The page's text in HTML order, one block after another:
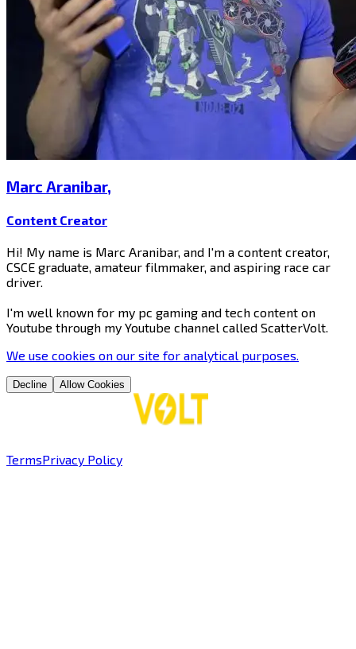
Marc Aranibar​​​​‌ ‍ ​‍​‍‌‍ ‌ ​‍‌‍‍‌‌‍‌ ‌‍‍‌‌‍ ‍​‍​‍​ ‍‍​‍​‍‌ ​ ‌‍​‌‌‍ ‍‌‍‍‌‌ ‌​‌ ‍‌​‍ ‍‌‍‍‌‌‍ ​‍​‍​‍ ​​‍​‍‌‍‍​‌ ​‍‌‍‌‌‌‍‌‍​‍​‍​ ‍‍​‍​‍​‍ ‌‍​‌‌‍‌​‌‍ ‌‌‍‍‌‌‍ ‍​‍ ‌‍‍‌‌‍ ‍‌ ‌​‌‍‌‌‌‍ ‍‌ ‌​​‍ ‌‍‌‌‌‍‌​‌‍‍‌‌ ‌​​‍ ‌‍ ‌‌‍ ‌‍‌​‌‍‌‌​ ‌‌ ​​‌ ​‍‌‍‌‌‌ ​ ‌‍‌‌‌‍ ‍‌ ‌​‌‍​‌‌ ‌​‌‍‍‌‌‍ ‌‍ ‍​ ‍ ‌‍‍‌‌‍‌​​ ‌‌‍‌​​ ‌ ​ ‍​​ ‌​‌‍​‌​ ​ ‌‍‌‍​ ​‍​‍ ‌‌‍​‌​ ‌‌‌‍​ ​ ​​​‍ ‌​ ‌​​ ​‌‌‍​‍​ ​‌​‍ ‌​ ‍‌​ ​​​ ‌‍‌‍​‍​‍ ‌‌‍​ ‌‍‌​‌‍​‍​ ‌‍‌‍​‍​ ‌ ​ ‌‌‌‍‌‍​ ‌ ‌‍​‌​ ​ ​ ‌ ​ ‍ ‌ ‌​‌ ‍‌‌ ​​‌‍‌‌​ ‌‌‍​‌‌ ‌‌‌ ‌​‌‍‍​‌‍ ‌ ​‍​ ‍ ‌ ​​‌‍​‌‌ ‌​‌‍‍​​ ‌‌‍ ‍‌‍​‌‌‍ ‌‌‍‌‌​ ‌‍​‍‌‍​‌‌ ​ ‌‍‌‌‌‌‌‌‌ ​‍‌‍ ​​ ‌​‍‌‌​ ​‍‌​‌‍‌‍​‌‌‍‌​‌‍ ‌‌‍‍‌‌‍ ‍​‍‌‍‌‍‍‌‌‍‌​​ ‌‌‍‌​​ ‌ ​ ‍​​ ‌​‌‍​‌​ ​ ‌‍‌‍​ ​‍​‍ ‌‌‍​‌​ ‌‌‌‍​ ​ ​​​‍ ‌​ ‌​​ ​‌‌‍​‍​ ​‌​‍ ‌​ ‍‌​ ​​​ ‌‍‌‍​‍​‍ ‌‌‍​ ‌‍‌​‌‍​‍​ ‌‍‌‍​‍​ ‌ ​ ‌‌‌‍‌‍​ ‌ ‌‍​‌​ ​ ​ ‌ ​‍‌‍‌ ‌​‌ ‍‌‌ ​​‌‍‌‌​ ‌‌‍​‌‌ ‌‌‌ ‌​‌‍‍​‌‍ ‌ ​‍​‍‌‍‌ ​​‌‍​‌‌ ‌​‌‍‍​​ ‌‌‍ ‍‌‍​‌‌‍ ‌‌‍‌‌​‍‌‍‌ ​​‌‍‌‌‌ ​‍‌ ​ ‌ ​​‌‍‌‌‌‍​ ‌ ‌​‌‍‍‌‌ ‌‍‌‍‌‌​ ‌‌ ​​‌ ‌‌‌‍​‍‌‍ ​‌‍‍‌‌ ​ ‌‍‍​‌‍‌‌‌‍‌​​‍​‍‌ ‌,
Content Creator​​​​‌ ‍ ​‍​‍‌‍ ‌ ​‍‌‍‍‌‌‍‌ ‌‍‍‌‌‍ ‍​‍​‍​ ‍‍​‍​‍‌ ​ ‌‍​‌‌‍ ‍‌‍‍‌‌ ‌​‌ ‍‌​‍ ‍‌‍‍‌‌‍ ​‍​‍​‍ ​​‍​‍‌‍‍​‌ ​‍‌‍‌‌‌‍‌‍​‍​‍​ ‍‍​‍​‍​‍ ‌‍​‌‌‍‌​‌‍ ‌‌‍‍‌‌‍ ‍​‍ ‌‍‍‌‌‍ ‍‌ ‌​‌‍‌‌‌‍ ‍‌ ‌​​‍ ‌‍‌‌‌‍‌​‌‍‍‌‌ ‌​​‍ ‌‍ ‌‌‍ ‌‍‌​‌‍‌‌​ ‌‌ ​​‌ ​‍‌‍‌‌‌ ​ ‌‍‌‌‌‍ ‍‌ ‌​‌‍​‌‌ ‌​‌‍‍‌‌‍ ‌‍ ‍​ ‍ ‌‍‍‌‌‍‌​​ ‌‌‍‌​​ ‌ ​ ‍​​ ‌​‌‍​‌​ ​ ‌‍‌‍​ ​‍​‍ ‌‌‍​‌​ ‌‌‌‍​ ​ ​​​‍ ‌​ ‌​​ ​‌‌‍​‍​ ​‌​‍ ‌​ ‍‌​ ​​​ ‌‍‌‍​‍​‍ ‌‌‍​ ‌‍‌​‌‍​‍​ ‌‍‌‍​‍​ ‌ ​ ‌‌‌‍‌‍​ ‌ ‌‍​‌​ ​ ​ ‌ ​ ‍ ‌ ‌​‌ ‍‌‌ ​​‌‍‌‌​ ‌‌‍​‌‌ ‌‌‌ ‌​‌‍‍​‌‍ ‌ ​‍​ ‍ ‌ ​​‌‍​‌‌ ‌​‌‍‍​​ ‌‌ ‌​‌‍‍‌‌ ‌​‌‍ ​‌‍‌‌​ ‌‍​‍‌‍​‌‌ ​ ‌‍‌‌‌‌‌‌‌ ​‍‌‍ ​​ ‌​‍‌‌​ ​‍‌​‌‍‌‍​‌‌‍‌​‌‍ ‌‌‍‍‌‌‍ ‍​‍‌‍‌‍‍‌‌‍‌​​ ‌‌‍‌​​ ‌ ​ ‍​​ ‌​‌‍​‌​ ​ ‌‍‌‍​ ​‍​‍ ‌‌‍​‌​ ‌‌‌‍​ ​ ​​​‍ ‌​ ‌​​ ​‌‌‍​‍​ ​‌​‍ ‌​ ‍‌​ ​​​ ‌‍‌‍​‍​‍ ‌‌‍​ ‌‍‌​‌‍​‍​ ‌‍‌‍​‍​ ‌ ​ ‌‌‌‍‌‍​ ‌ ‌‍​‌​ ​ ​ ‌ ​‍‌‍‌ ‌​‌ ‍‌‌ ​​‌‍‌‌​ ‌‌‍​‌‌ ‌‌‌ ‌​‌‍‍​‌‍ ‌ ​‍​‍‌‍‌ ​​‌‍​‌‌ ‌​‌‍‍​​ ‌‌ ‌​‌‍‍‌‌ ‌​‌‍ ​‌‍‌‌​‍‌‍‌ ​​‌‍‌‌‌ ​‍‌ ​ ‌ ​​‌‍‌‌‌‍​ ‌ ‌​‌‍‍‌‌ ‌‍‌‍‌‌​ ‌‌ ​​‌ ‌‌‌‍​‍‌‍ ​‌‍‍‌‌ ​ ‌‍‍​‌‍‌‌‌‍‌​​‍​‍‌ ‌
Hi! My name is Marc Aranibar, and I'm a content creator,
CSCE graduate, amateur filmmaker, and aspiring race car
driver.
I'm well known for my pc gaming and tech content on
Youtube through my Youtube channel called ScatterVolt. ​​​​‌ ‍ ​‍​‍‌‍ ‌ ​‍‌‍‍‌‌‍‌ ‌‍‍‌‌‍ ‍​‍​‍​ ‍‍​‍​‍‌ ​ ‌‍​‌‌‍ ‍‌‍‍‌‌ ‌​‌ ‍‌​‍ ‍‌‍‍‌‌‍ ​‍​‍​‍ ​​‍​‍‌‍‍​‌ ​‍‌‍‌‌‌‍‌‍​‍​‍​ ‍‍​‍​‍​‍ ‌‍​‌‌‍‌​‌‍ ‌‌‍‍‌‌‍ ‍​‍ ‌‍‍‌‌‍ ‍‌ ‌​‌‍‌‌‌‍ ‍‌ ‌​​‍ ‌‍‌‌‌‍‌​‌‍‍‌‌ ‌​​‍ ‌‍ ‌‌‍ ‌‍‌​‌‍‌‌​ ‌‌ ​​‌ ​‍‌‍‌‌‌ ​ ‌‍‌‌‌‍ ‍‌ ‌​‌‍​‌‌ ‌​‌‍‍‌‌‍ ‌‍ ‍​ ‍ ‌‍‍‌‌‍‌​​ ‌‌‍‌​​ ‌ ​ ‍​​ ‌​‌‍​‌​ ​ ‌‍‌‍​ ​‍​‍ ‌‌‍​‌​ ‌‌‌‍​ ​ ​​​‍ ‌​ ‌​​ ​‌‌‍​‍​ ​‌​‍ ‌​ ‍‌​ ​​​ ‌‍‌‍​‍​‍ ‌‌‍​ ‌‍‌​‌‍​‍​ ‌‍‌‍​‍​ ‌ ​ ‌‌‌‍‌‍​ ‌ ‌‍​‌​ ​ ​ ‌ ​ ‍ ‌ ‌​‌ ‍‌‌ ​​‌‍‌‌​ ‌‌‍​‌‌ ‌‌‌ ‌​‌‍‍​‌‍ ‌ ​‍​ ‍ ‌ ​​‌‍​‌‌ ‌​‌‍‍​​ ‌‌‍​‍‌‍‍‌‌‍ ​‍‌‌​ ‌‌‌​​‍‌‌ ‌‍‍ ‌‍‌‌‌ ‍‌​‍‌‌​ ​ ‌​‌​​‍‌‌​ ​ ‌​‌​​‍‌‌​ ​‍​ ​‍​ ​ ‌‍‌‍​ ​​​ ​​​ ​​​ ‌‌​ ‍​‌‍​‍​ ‌​​ ​​‌‍​ ​ ​‍​‍‌‌​ ​‍​ ​‍​‍‌‌​ ‌‌‌​‌​​‍ ‍‌‍​ ‌‍‍​‌‍‍‌‌‍ ​‌‍‌​‌ ​‍‌‍‌‌‌‍ ‍​‍‌‌​ ‌‌‌​​‍‌‌ ‌‍‍ ‌‍‌‌‌ ‍‌​‍‌‌​ ​ ‌​‌​​‍‌‌​ ​ ‌​‌​​‍‌‌​ ​‍​ ​‍​ ‌ ​ ​ ​ ‍​​ ‍‌​ ‌‍​ ​​​ ​‍​ ‌‍​ ‌‌‌‍‌‍​ ​​​ ​ ​ ​​​‍‌‌​ ​‍​ ​‍​‍‌‌​ ‌‌‌​‌​​‍ ‍‌ ‌​‌‍‌‌‌ ‍​‌ ‌​​ ‌‍​‍‌‍​‌‌ ​ ‌‍‌‌‌‌‌‌‌ ​‍‌‍ ​​ ‌​‍‌‌​ ​‍‌​‌‍‌‍​‌‌‍‌​‌‍ ‌‌‍‍‌‌‍ ‍​‍‌‍‌‍‍‌‌‍‌​​ ‌‌‍‌​​ ‌ ​ ‍​​ ‌​‌‍​‌​ ​ ‌‍‌‍​ ​‍​‍ ‌‌‍​‌​ ‌‌‌‍​ ​ ​​​‍ ‌​ ‌​​ ​‌‌‍​‍​ ​‌​‍ ‌​ ‍‌​ ​​​ ‌‍‌‍​‍​‍ ‌‌‍​ ‌‍‌​‌‍​‍​ ‌‍‌‍​‍​ ‌ ​ ‌‌‌‍‌‍​ ‌ ‌‍​‌​ ​ ​ ‌ ​‍‌‍‌ ‌​‌ ‍‌‌ ​​‌‍‌‌​ ‌‌‍​‌‌ ‌‌‌ ‌​‌‍‍​‌‍ ‌ ​‍​‍‌‍‌ ​​‌‍​‌‌ ‌​‌‍‍​​ ‌‌‍​‍‌‍‍‌‌‍ ​‍‌‌​ ‌‌‌​​‍‌‌ ‌‍‍ ‌‍‌‌‌ ‍‌​‍‌‌​ ​ ‌​‌​​‍‌‌​ ​ ‌​‌​​‍‌‌​ ​‍​ ​‍​ ​ ‌‍‌‍​ ​​​ ​​​ ​​​ ‌‌​ ‍​‌‍​‍​ ‌​​ ​​‌‍​ ​ ​‍​‍‌‌​ ​‍​ ​‍​‍‌‌​ ‌‌‌​‌​​‍ ‍‌‍​ ‌‍‍​‌‍‍‌‌‍ ​‌‍‌​‌ ​‍‌‍‌‌‌‍ ‍​‍‌‌​ ‌‌‌​​‍‌‌ ‌‍‍ ‌‍‌‌‌ ‍‌​‍‌‌​ ​ ‌​‌​​‍‌‌​ ​ ‌​‌​​‍‌‌​ ​‍​ ​‍​ ‌ ​ ​ ​ ‍​​ ‍‌​ ‌‍​ ​​​ ​‍​ ‌‍​ ‌‌‌‍‌‍​ ​​​ ​ ​ ​​​‍‌‌​ ​‍​ ​‍​‍‌‌​ ‌‌‌​‌​​‍ ‍‌ ‌​‌‍‌‌‌ ‍​‌ ‌​​‍‌‍‌ ​​‌‍‌‌‌ ​‍‌ ​ ‌ ​​‌‍‌‌‌‍​ ‌ ‌​‌‍‍‌‌ ‌‍‌‍‌‌​ ‌‌ ​​‌ ‌‌‌‍​‍‌‍ ​‌‍‍‌‌ ​ ‌‍‍​‌‍‌‌‌‍‌​​‍​‍‌ ‌
We use cookies on our site for analytical purposes.
Decline Allow Cookies
TermsPrivacy Policy